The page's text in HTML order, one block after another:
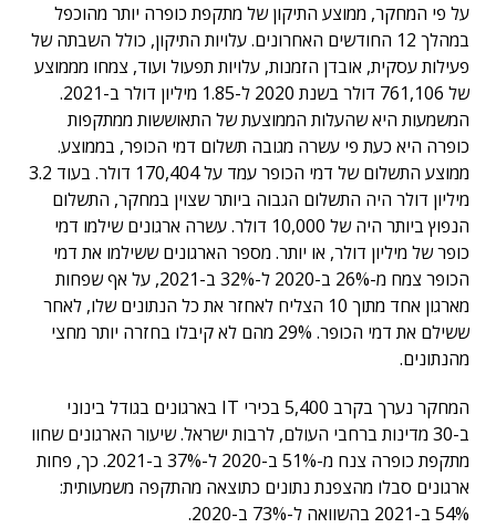
על פי המחקר, ממוצע התיקון של מתקפת כופרה יותר מהוכפל
במהלך 12 החודשים האחרונים. עלויות התיקון, כולל השבתה של
פעילות עסקית, אובדן הזמנות, עלויות תפעול ועוד, צמחו מממוצע
של 761,106 דולר בשנת 2020 ל-1.85 מיליון דולר ב-2021.
המשמעות היא שהעלות הממוצעת של התאוששות ממתקפות
כופרה היא כעת פי עשרה מגובה תשלום דמי הכופר, בממוצע.
ממוצע התשלום של דמי הכופר עמד על 170,404 דולר. בעוד 3.2
מיליון דולר היה התשלום הגבוה ביותר שצוין במחקר, התשלום
הנפוץ ביותר היה של 10,000 דולר. עשרה ארגונים שילמו דמי
כופר של מיליון דולר, או יותר. מספר הארגונים ששילמו את דמי
הכופר צמח מ-26% ב-2020 ל-32% ב-2021, על אף שפחות
מארגון אחד מתוך 10 הצליח לאחזר את כל הנתונים שלו, לאחר
ששילם את דמי הכופר. 29% מהם לא קיבלו בחזרה יותר מחצי
מהנתונים.
המחקר נערך בקרב 5,400 בכירי IT בארגונים בגודל בינוני
ב-30 מדינות ברחבי העולם, לרבות ישראל. שיעור הארגונים שחוו
מתקפת כופרה צנח מ-51% ב-2020 ל-37% ב-2021. כך, פחות
ארגונים סבלו מהצפנת נתונים כתוצאה מהתקפה משמעותית:
54% ב-2021 בהשוואה ל-73% ב-2020.